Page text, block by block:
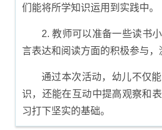
们能将所学知识运用到实践中。
2. 教师可以准备一些读书
言表达和阅读方面的积极参与，
通过本次活动，幼儿不仅
识，还能在互动中提高观察和
习打下坚实的基础。